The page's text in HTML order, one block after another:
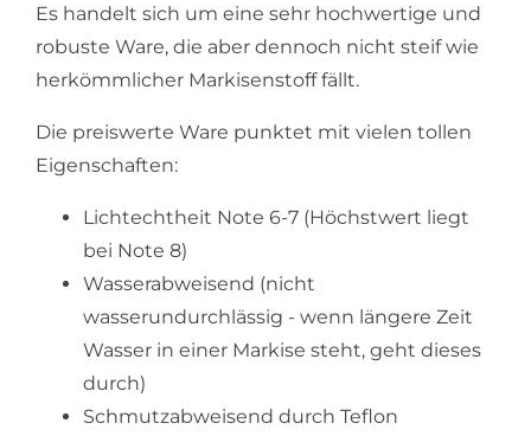
Es handelt sich um eine sehr hochwertige und
robuste Ware, die aber dennoch nicht steif wie
herkömmlicher Markisenstoff fällt.
Die preiswerte Ware punktet mit vielen tollen
Eigenschaften:
Lichtechtheit Note 6-7 (Höchstwert liegt
bei Note 8)
Wasserabweisend (nicht
wasserundurchlässig - wenn längere Zeit
Wasser in einer Markise steht, geht dieses
durch)
Schmutzabweisend durch Teflon